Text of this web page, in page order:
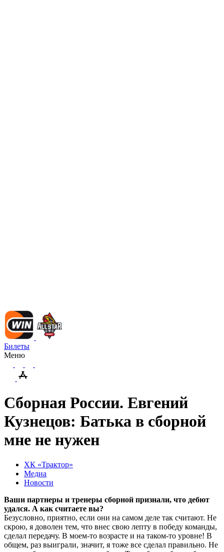
Билеты
Меню
Сборная России. Евгений
Кузнецов: Батька в сборной
мне не нужен
ХК «Трактор»
Медиа
Новости
Ваши партнеры и тренеры сборной признали, что дебют
удался. А как считаете вы?
Безусловно, приятно, если они на самом деле так считают. Не
скрою, я доволен тем, что внес свою лепту в победу команды,
сделал передачу. В моем-то возрасте и на таком-то уровне! В
общем, раз выиграли, значит, я тоже все сделал правильно. Не